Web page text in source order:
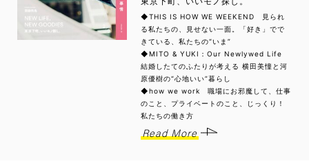
◆THIS IS HOW WE WEEKEND 見られ
る私たちの、見せない一面。「好き」でで
きている、私たちの“いま”
◆MITO & YUKI：Our Newlywed Life
結婚したてのふたりが考える 横田美憧と河
原優樹の“心地いい”暮らし
◆how we work 職場にお邪魔して、仕事
のこと、プライベートのこと、じっくり！
私たちの働き方
Read More